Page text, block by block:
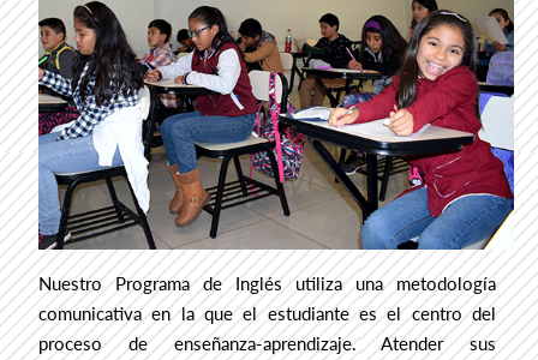
Nuestro Programa de Inglés utiliza una metodología
comunicativa en la que el estudiante es el centro del
proceso de enseñanza-aprendizaje. Atender sus